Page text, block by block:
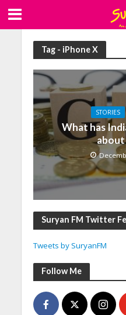
Tag - iPhone X
STORIES
What has
about
Suryan FM Twitter
Tweets by SuryanFM
Follow Me